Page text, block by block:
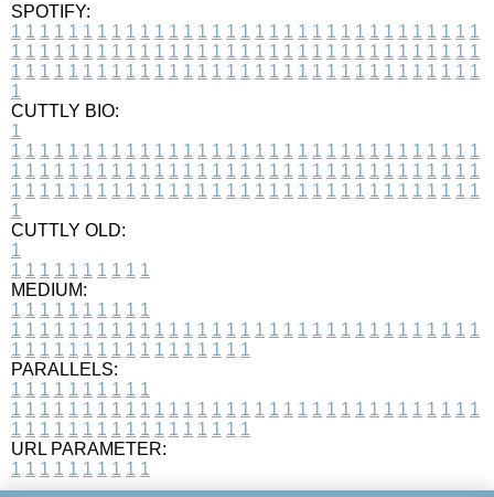
SPOTIFY:
1 1 1 1 1 1 1 1 1 1 1 1 1 1 1 1 1 1 1 1 1 1 1 1 1 1 1 1 1 1 1 1 1
1 1 1 1 1 1 1 1 1 1 1 1 1 1 1 1 1 1 1 1 1 1 1 1 1 1 1 1 1 1 1 1 1
1 1 1 1 1 1 1 1 1 1 1 1 1 1 1 1 1 1 1 1 1 1 1 1 1 1 1 1 1 1 1 1 1
1
CUTTLY BIO:
1
1 1 1 1 1 1 1 1 1 1 1 1 1 1 1 1 1 1 1 1 1 1 1 1 1 1 1 1 1 1 1 1 1
1 1 1 1 1 1 1 1 1 1 1 1 1 1 1 1 1 1 1 1 1 1 1 1 1 1 1 1 1 1 1 1 1
1 1 1 1 1 1 1 1 1 1 1 1 1 1 1 1 1 1 1 1 1 1 1 1 1 1 1 1 1 1 1 1 1
1
CUTTLY OLD:
1
1 1 1 1 1 1 1 1 1 1
MEDIUM:
1 1 1 1 1 1 1 1 1 1
1 1 1 1 1 1 1 1 1 1 1 1 1 1 1 1 1 1 1 1 1 1 1 1 1 1 1 1 1 1 1 1 1
1 1 1 1 1 1 1 1 1 1 1 1 1 1 1 1 1
PARALLELS:
1 1 1 1 1 1 1 1 1 1
1 1 1 1 1 1 1 1 1 1 1 1 1 1 1 1 1 1 1 1 1 1 1 1 1 1 1 1 1 1 1 1 1
1 1 1 1 1 1 1 1 1 1 1 1 1 1 1 1 1
URL PARAMETER:
1 1 1 1 1 1 1 1 1 1